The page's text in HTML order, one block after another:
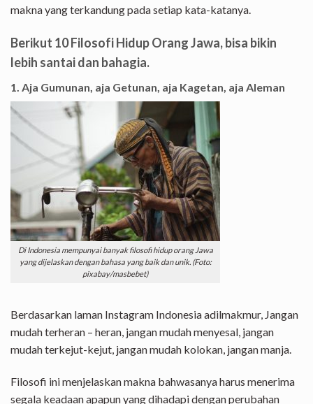
makna yang terkandung pada setiap kata-katanya.
Berikut 10 Filosofi Hidup Orang Jawa, bisa bikin
lebih santai dan bahagia.
1. Aja Gumunan, aja Getunan, aja Kagetan, aja Aleman
Di Indonesia mempunyai banyak filosofi hidup orang Jawa
yang dijelaskan dengan bahasa yang baik dan unik. (Foto:
pixabay/masbebet)
Berdasarkan laman Instagram Indonesia adilmakmur, Jangan
mudah terheran – heran, jangan mudah menyesal, jangan
mudah terkejut-kejut, jangan mudah kolokan, jangan manja.
Filosofi ini menjelaskan makna bahwasanya harus menerima
segala keadaan apapun yang dihadapi dengan perubahan